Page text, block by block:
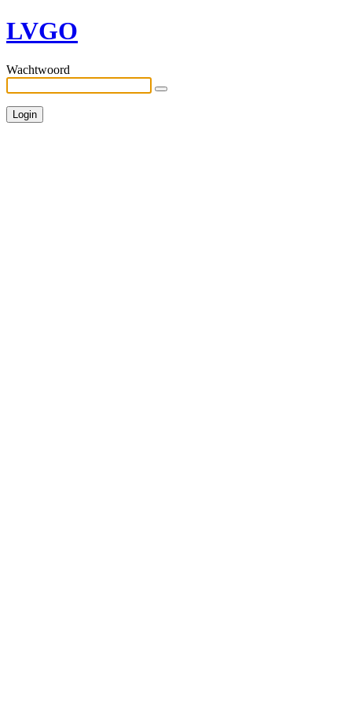
LVGO
Wachtwoord